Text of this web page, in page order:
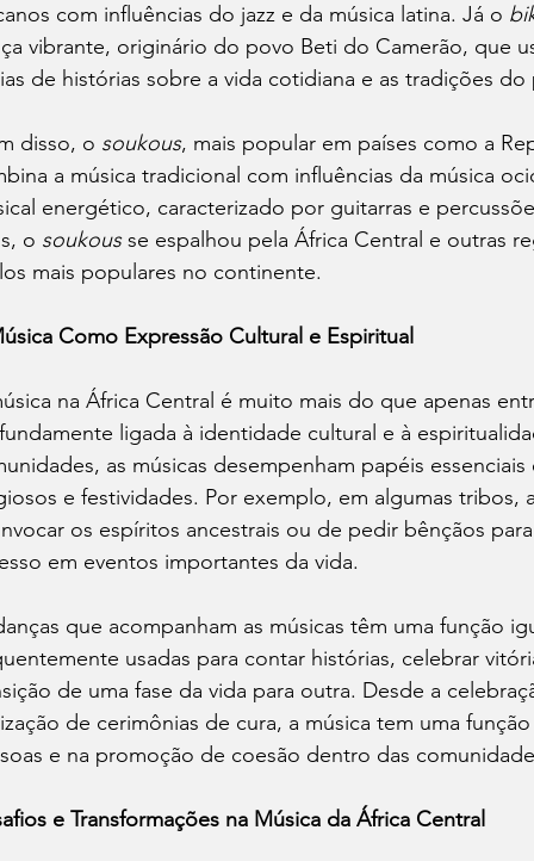
com influências do jazz e da música latina. Já o
vibrante, originário do povo Beti do Camerão, que
de histórias sobre a vida cotidiana e as tradições do
disso, o soukous, mais popular em países como a
a música tradicional com influências da música
energético, caracterizado por guitarras e
o soukous se espalhou pela África Central e outras
mais populares no continente.
Como Expressão Cultural e Espiritual
na África Central é muito mais do que apenas
ligada à identidade cultural e à
as músicas desempenham papéis
e festividades. Por exemplo, em algumas tribos,
os espíritos ancestrais ou de pedir bênçãos
em eventos importantes da vida.
que acompanham as músicas têm uma função
usadas para contar histórias, celebrar
de uma fase da vida para outra. Desde a
de cerimônias de cura, a música tem uma
e na promoção de coesão dentro das
e Transformações na Música da África Central